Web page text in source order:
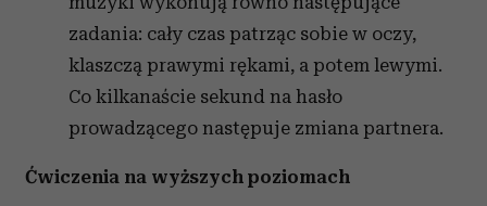
zadania: cały czas patrząc sobie w oczy,
klaszczą prawymi rękami, a potem lewymi.
Co kilkanaście sekund na hasło
prowadzącego następuje zmiana partnera.
Ćwiczenia na wyższych poziomach